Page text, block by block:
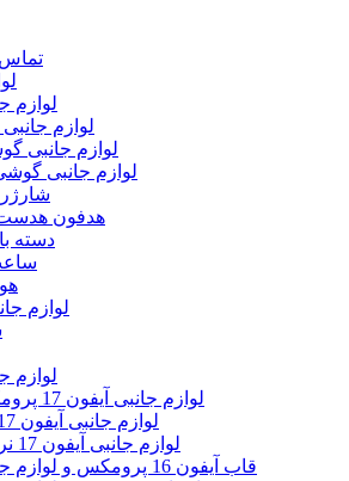
تماس
لوازم
لوازم
لوازم جانبی
لوازم جانبی
شارژر
هدفون
دسته
لوازم
لوازم
لوازم جانبی آیفون 17 پرومکس
لوازم جانبی آیفون 17 پرو
لوازم جانبی آیفون 17 نرمال
قاب آیفون 16 پرومکس و لوازم جانبی